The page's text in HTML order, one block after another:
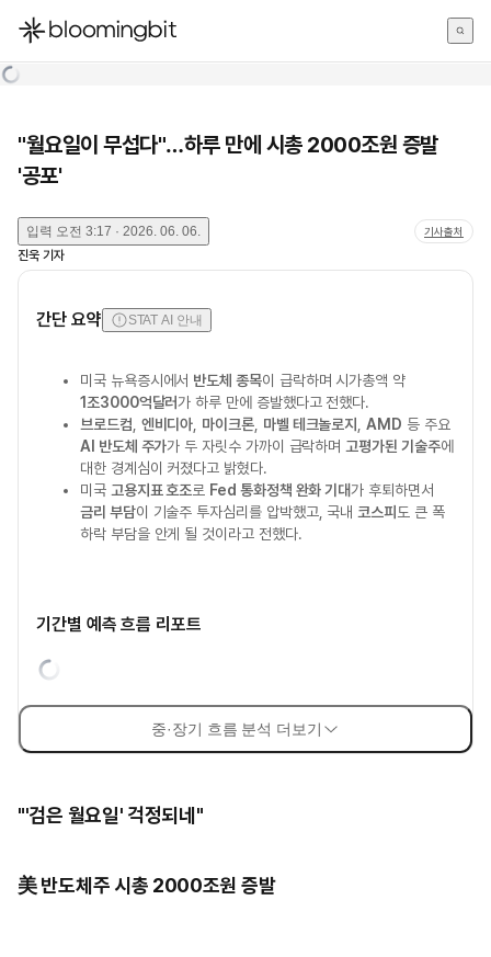
한국어
"월요일이 무섭다"…하루 만에 시총 2000조원 증발
'공포'
입력 오전 3:17 · 2026. 06. 06. 기사출처
진욱 기자
간단 요약 STAT AI 안내
미국 뉴욕증시에서 반도체 종목이 급락하며 시가총액 약
1조3000억달러가 하루 만에 증발했다고 전했다.
브로드컴 엔비디아 마이크론, 마벨 테크놀로지 ,AMD 등 주요
AI 반도체 주가가 두 자릿수 가까이 급락하며 고평가된 기술주에
대한 경계심이 커졌다고 밝혔다.
미국 고용지표 호조로 Fed 통화정책 완화 기대가 후퇴하면서
금리 부담이 기술주 투자심리를 압박했고, 국내 코스피 도 큰 폭
하락 부담을 안게 될 것이라고 전했다.
기간별 예측 흐름 리포트
중·장기 흐름 분석 더보기
"'검은 월요일' 걱정되네"
美 반도체주 시총 2000조원 증발